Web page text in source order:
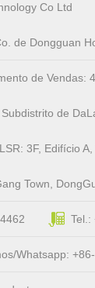
Co Ltd
de Dongguan
de Vendas:
de
3F, Edifício
Town,
Tel.:
Whatsapp: